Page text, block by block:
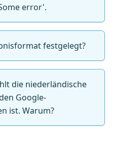
error'.
festgelegt?
die niederländische
Google-
ist. Warum?